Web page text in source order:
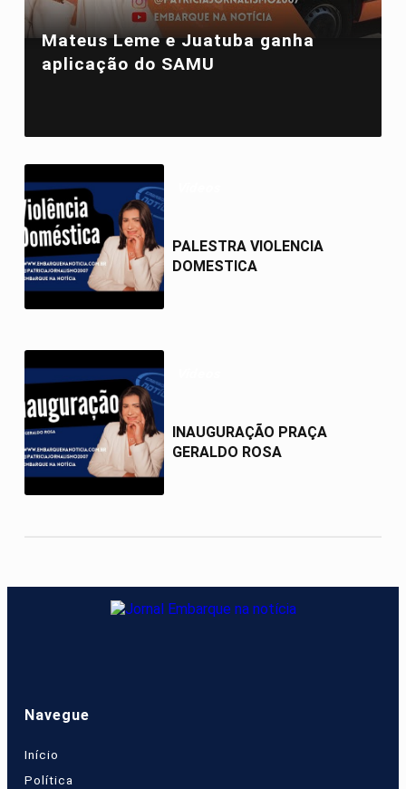
Mateus Leme e Juatuba ganha
aplicação do SAMU
PALESTRA VIOLENCIA
DOMESTICA
INAUGURAÇÃO PRAÇA
GERALDO ROSA
Navegue
Início
Política